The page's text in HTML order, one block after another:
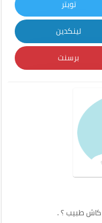
تويتر
لينكدين
برسنت
كاش طبيب ؟ .